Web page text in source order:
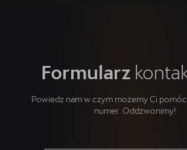
Formularz
Powiedz nam w czym możemy Ci
numer. Oddzwonimy!